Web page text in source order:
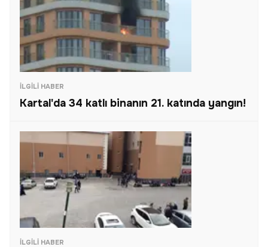
İLGILI HABER
Kartal'da 34 katlı binanın 21. katında yangın!
İLGILI HABER